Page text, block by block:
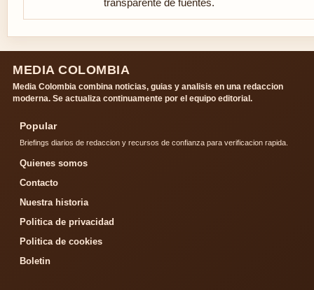
transparente de fuentes.
MEDIA COLOMBIA
Media Colombia combina noticias, guias y analisis en una redaccion
moderna. Se actualiza continuamente por el equipo editorial.
Popular
Briefings diarios de redaccion y recursos de confianza para verificacion rapida.
Quienes somos
Contacto
Nuestra historia
Politica de privacidad
Politica de cookies
Boletin